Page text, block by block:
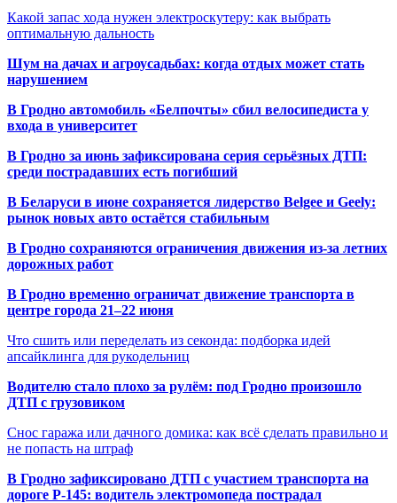
Какой запас хода нужен электроскутеру: как выбрать
оптимальную дальность
Шум на дачах и агроусадьбах: когда отдых может стать
нарушением
В Гродно автомобиль «Белпочты» сбил велосипедиста у
входа в университет
В Гродно за июнь зафиксирована серия серьёзных ДТП:
среди пострадавших есть погибший
В Беларуси в июне сохраняется лидерство Belgee и Geely:
рынок новых авто остаётся стабильным
В Гродно сохраняются ограничения движения из-за летних
дорожных работ
В Гродно временно ограничат движение транспорта в
центре города 21–22 июня
Что сшить или переделать из секонда: подборка идей
апсайклинга для рукодельниц
Водителю стало плохо за рулём: под Гродно произошло
ДТП с грузовиком
Снос гаража или дачного домика: как всё сделать правильно и
не попасть на штраф
В Гродно зафиксировано ДТП с участием транспорта на
дороге Р-145: водитель электромопеда пострадал